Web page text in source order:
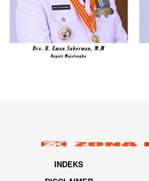
INDEKS